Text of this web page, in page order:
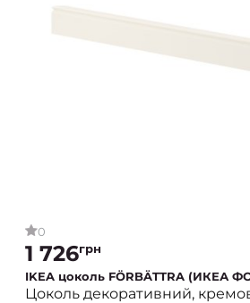
0
1 726грн
IKEA цоколь FÖRBÄTTRA (ИКЕА
Цоколь декоративний,